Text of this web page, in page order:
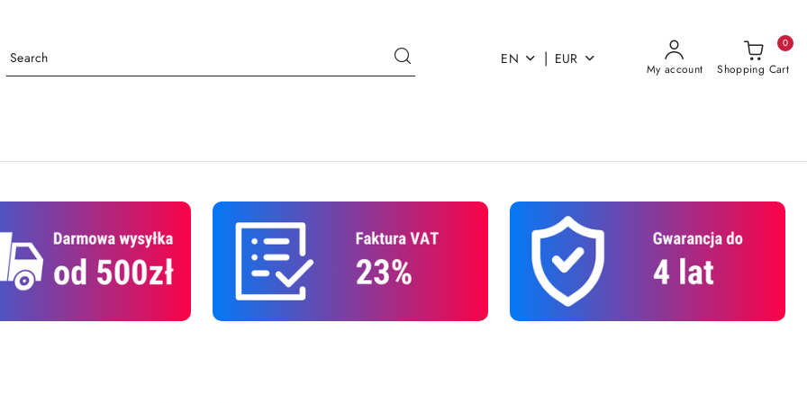
EN | EUR
My account Shopping Cart
0